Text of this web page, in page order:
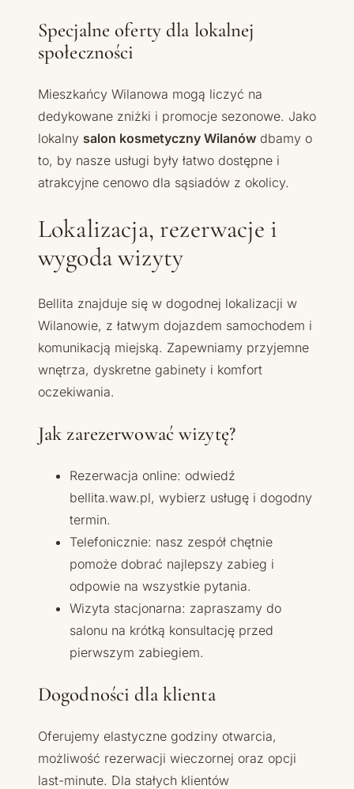
Specjalne oferty dla lokalnej
społeczności
Mieszkańcy Wilanowa mogą liczyć na
dedykowane zniżki i promocje sezonowe. Jako
lokalny salon kosmetyczny Wilanów dbamy o
to, by nasze usługi były łatwo dostępne i
atrakcyjne cenowo dla sąsiadów z okolicy.
Lokalizacja, rezerwacje i
wygoda wizyty
Bellita znajduje się w dogodnej lokalizacji w
Wilanowie, z łatwym dojazdem samochodem i
komunikacją miejską. Zapewniamy przyjemne
wnętrza, dyskretne gabinety i komfort
oczekiwania.
Jak zarezerwować wizytę?
Rezerwacja online: odwiedź
bellita.waw.pl, wybierz usługę i dogodny
termin.
Telefonicznie: nasz zespół chętnie
pomoże dobrać najlepszy zabieg i
odpowie na wszystkie pytania.
Wizyta stacjonarna: zapraszamy do
salonu na krótką konsultację przed
pierwszym zabiegiem.
Dogodności dla klienta
Oferujemy elastyczne godziny otwarcia,
możliwość rezerwacji wieczornej oraz opcji
last-minute. Dla stałych klientów